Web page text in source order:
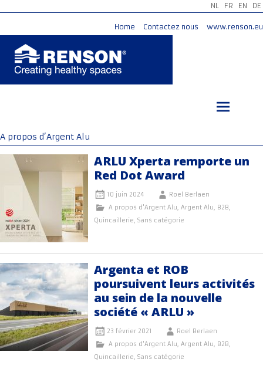
NL FR EN DE
Home Contactez nous www.renson.eu
A propos d’Argent Alu
ARLU Xperta remporte un
Red Dot Award
10 juin 2024
Roel Berlaen
A propos d'Argent Alu, Argent Alu, B2B,
Quincaillerie, Sans catégorie
Argenta et ROB
poursuivent leurs activités
au sein de la nouvelle
société « ARLU »
23 février 2021
Roel Berlaen
A propos d'Argent Alu, Argent Alu, B2B,
Quincaillerie, Sans catégorie